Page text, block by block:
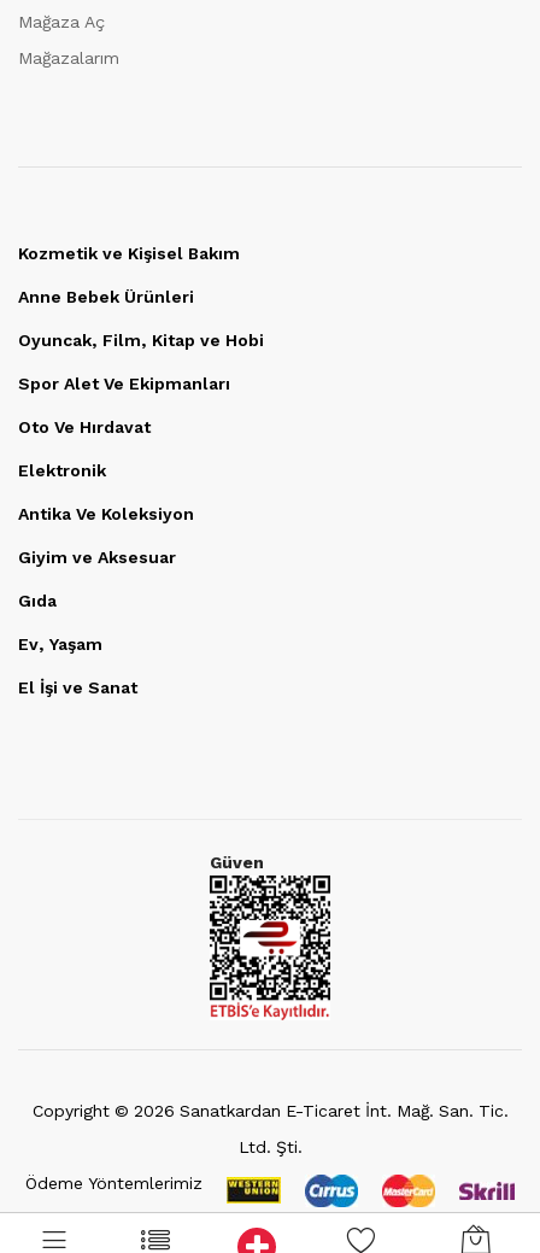
Mağaza Aç
Mağazalarım
Kozmetik ve Kişisel Bakım
Anne Bebek Ürünleri
Oyuncak, Film, Kitap ve Hobi
Spor Alet Ve Ekipmanları
Oto Ve Hırdavat
Elektronik
Antika Ve Koleksiyon
Giyim ve Aksesuar
Gıda
Ev, Yaşam
El İşi ve Sanat
Güven
Copyright © 2026 Sanatkardan E-Ticaret İnt. Mağ. San. Tic.
Ltd. Şti.
Ödeme Yöntemlerimiz